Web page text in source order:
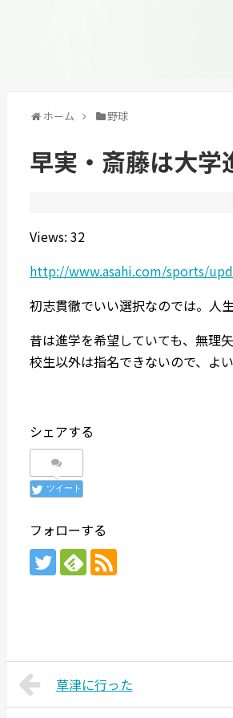
ホーム 野球
早実・斎藤は大学
Views: 32
http://www.asahi.com/sports/
初志貫徹でいい選択なのでは。人
昔は進学を希望していても、無理
校生以外は指名できないので、よ
シェアする
ツイート
フォローする
草津に行った